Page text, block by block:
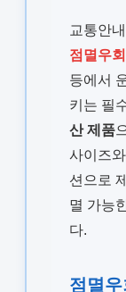
교통안
점멸우
등에서
키는 필
산 제품
사이즈
션으로
멸 가능
다.
점멸